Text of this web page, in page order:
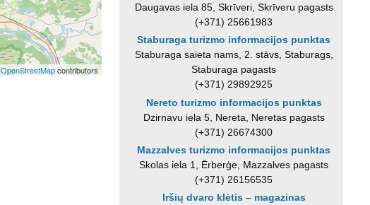
OpenStreetMapcontributors
Daugavas iela 85, Skrīveri, Skrīveru pagasts
(+371) 25661983
Staburaga turizmo informacijos punktas
Staburaga saieta nams, 2. stāvs, Staburags,
Staburaga pagasts
(+371) 29892925
Nereto turizmo informacijos punktas
Dzirnavu iela 5, Nereta, Neretas pagasts
(+371) 26674300
Mazzalves turizmo informacijos punktas
Skolas iela 1, Ērberģe, Mazzalves pagasts
(+371) 26156535
Iršių dvaro klėtis – magazinas